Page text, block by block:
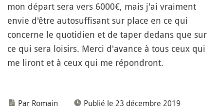
mon départ sera vers 6000€, mais j'ai vraiment
envie d'être autosuffisant sur place en ce qui
concerne le quotidien et de taper dedans que sur
ce qui sera loisirs. Merci d'avance à tous ceux qui
me liront et à ceux qui me répondront.
Par Romain
Publié le 23 décembre 2019